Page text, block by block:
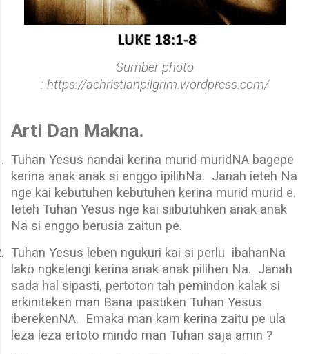
Sumber photo
: https://achristianpilgrim.wordpress.com/
Arti Dan Makna.
Tuhan Yesus nandai kerina murid muridNA bagepe
kerina anak anak si enggo ipilihNa. Janah ieteh Na
nge kai kebutuhen kebutuhen kerina murid murid e.
Ieteh Tuhan Yesus nge kai siibutuhken anak anak
Na si enggo berusia zaitun pe.
Tuhan Yesus leben ngukuri kai si perlu ibahanNa
lako ngkelengi kerina anak anak pilihen Na. Janah
sada hal sipasti, pertoton tah pemindon kalak si
erkiniteken man Bana ipastiken Tuhan Yesus
iberekenNA. Emaka man kam kerina zaitu pe ula
leza leza ertoto mindo man Tuhan saja amin ?